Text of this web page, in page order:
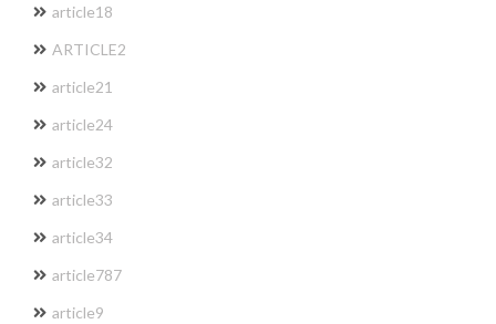
article18
ARTICLE2
article21
article24
article32
article33
article34
article787
article9